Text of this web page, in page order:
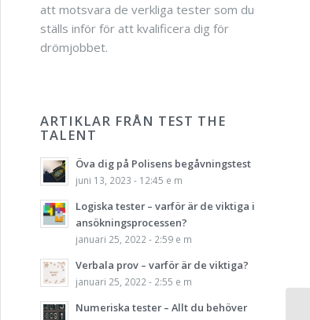
att motsvara de verkliga tester som du
ställs inför för att kvalificera dig för
drömjobbet.
ARTIKLAR FRÅN TEST THE
TALENT
Öva dig på Polisens begåvningstest
juni 13, 2023 - 12:45 e m
Logiska tester – varför är de viktiga i
ansökningsprocessen?
januari 25, 2022 - 2:59 e m
Verbala prov – varför är de viktiga?
januari 25, 2022 - 2:55 e m
Numeriska tester – Allt du behöver